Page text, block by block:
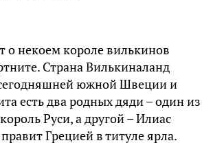
о некоем короле вилькинов
Страна Вилькиналанд
сегодняшней южной Швеции и
есть два родных дяди – один из
Руси, а другой – Илиас
Грецией в титуле ярла.